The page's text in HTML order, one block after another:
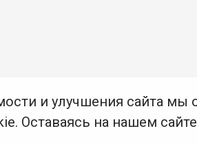
и улучшения сайта
Оставаясь на нашем